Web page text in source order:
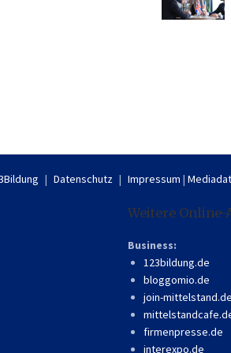
Datenschutz Impressum |
Weitere Online-
Business:
123bildung.de
bloggomio.de
join-mittelstand.de
firmenpresse.de
interexpo.de